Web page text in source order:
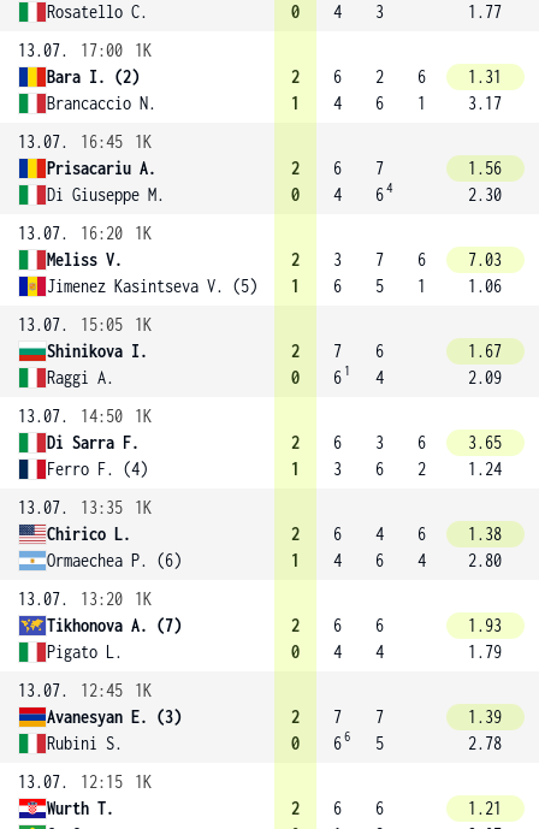
Rosatello C.
0
4
3
1.77
13.07.
17:00
1K
Bara I. (2)
Brancaccio N.
2
1
6
4
2
6
6
1
1.31
3.17
13.07.
16:45
1K
Prisacariu A.
Di Giuseppe M.
2
0
6
4
7
64
1.56
2.30
13.07.
16:20
1K
Meliss V.
Jimenez Kasintseva V. (5)
2
1
3
6
7
5
6
1
7.03
1.06
13.07.
15:05
1K
Shinikova I.
Raggi A.
2
0
7
6 1
6
4
1.67
2.09
13.07.
14:50
1K
Di Sarra F.
Ferro F. (4)
2
1
6
3
3
6
6
2
3.65
1.24
13.07.
13:35
1K
Chirico L.
Ormaechea P. (6)
2
1
6
4
4
6
6
4
1.38
2.80
13.07.
13:20
1K
Tikhonova A. (7)
Pigato L.
2
0
6
4
6
4
1.93
1.79
13.07.
12:45
1K
Avanesyan E. (3)
Rubini S.
2
0
7
66
7
5
1.39
2.78
13.07.
12:15
1K
Wurth T.
2
6
6
1.21